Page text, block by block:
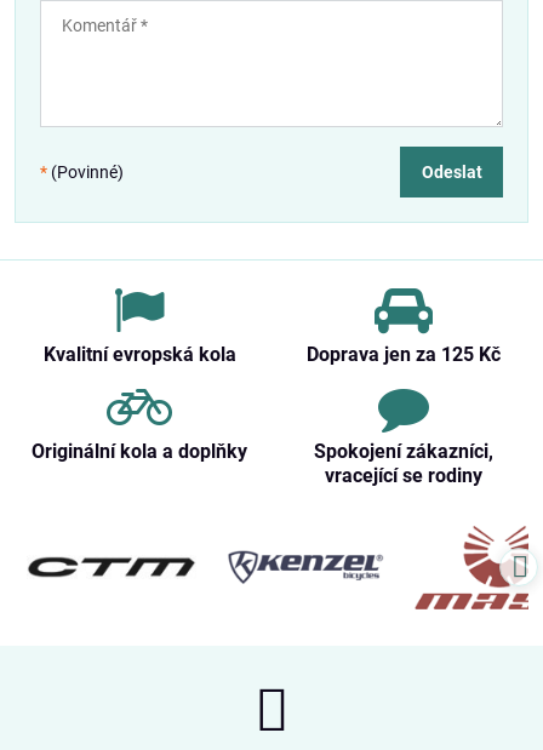
* (Povinné) Odeslat
Kvalitní evropská kola Doprava jen za 125 Kč
Originální kola a doplňky
Spokojení zákazníci,
vracející se rodiny